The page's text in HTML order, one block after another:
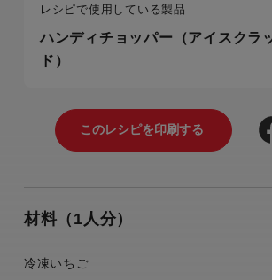
レシピで使用している製品
ハンディチョッパー（アイスクラ
ド）
材料（1人分）
冷凍いちご